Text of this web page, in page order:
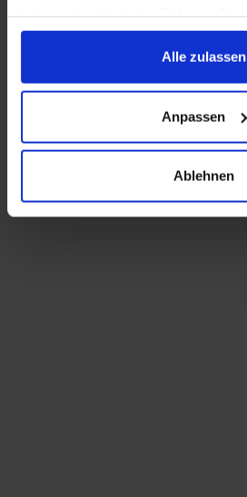
gesammelt haben.
Alle zulassen
Anpassen
Ablehnen